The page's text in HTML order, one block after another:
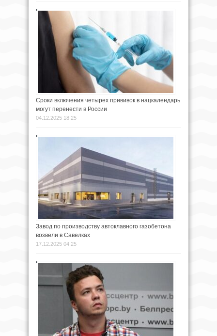
Сроки включения четырех прививок в нацкалендарь
могут перенести в России
04.12.2025 18:25
Завод по производству автоклавного газобетона
возвели в Савелках
17.12.2025 04:25